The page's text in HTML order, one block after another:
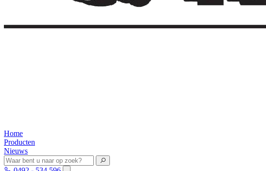
Home
Producten
Nieuws